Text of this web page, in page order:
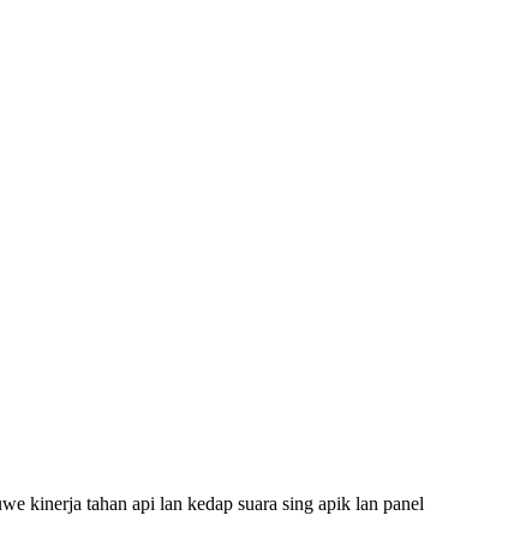
kinerja tahan api lan kedap suara sing apik lan panel